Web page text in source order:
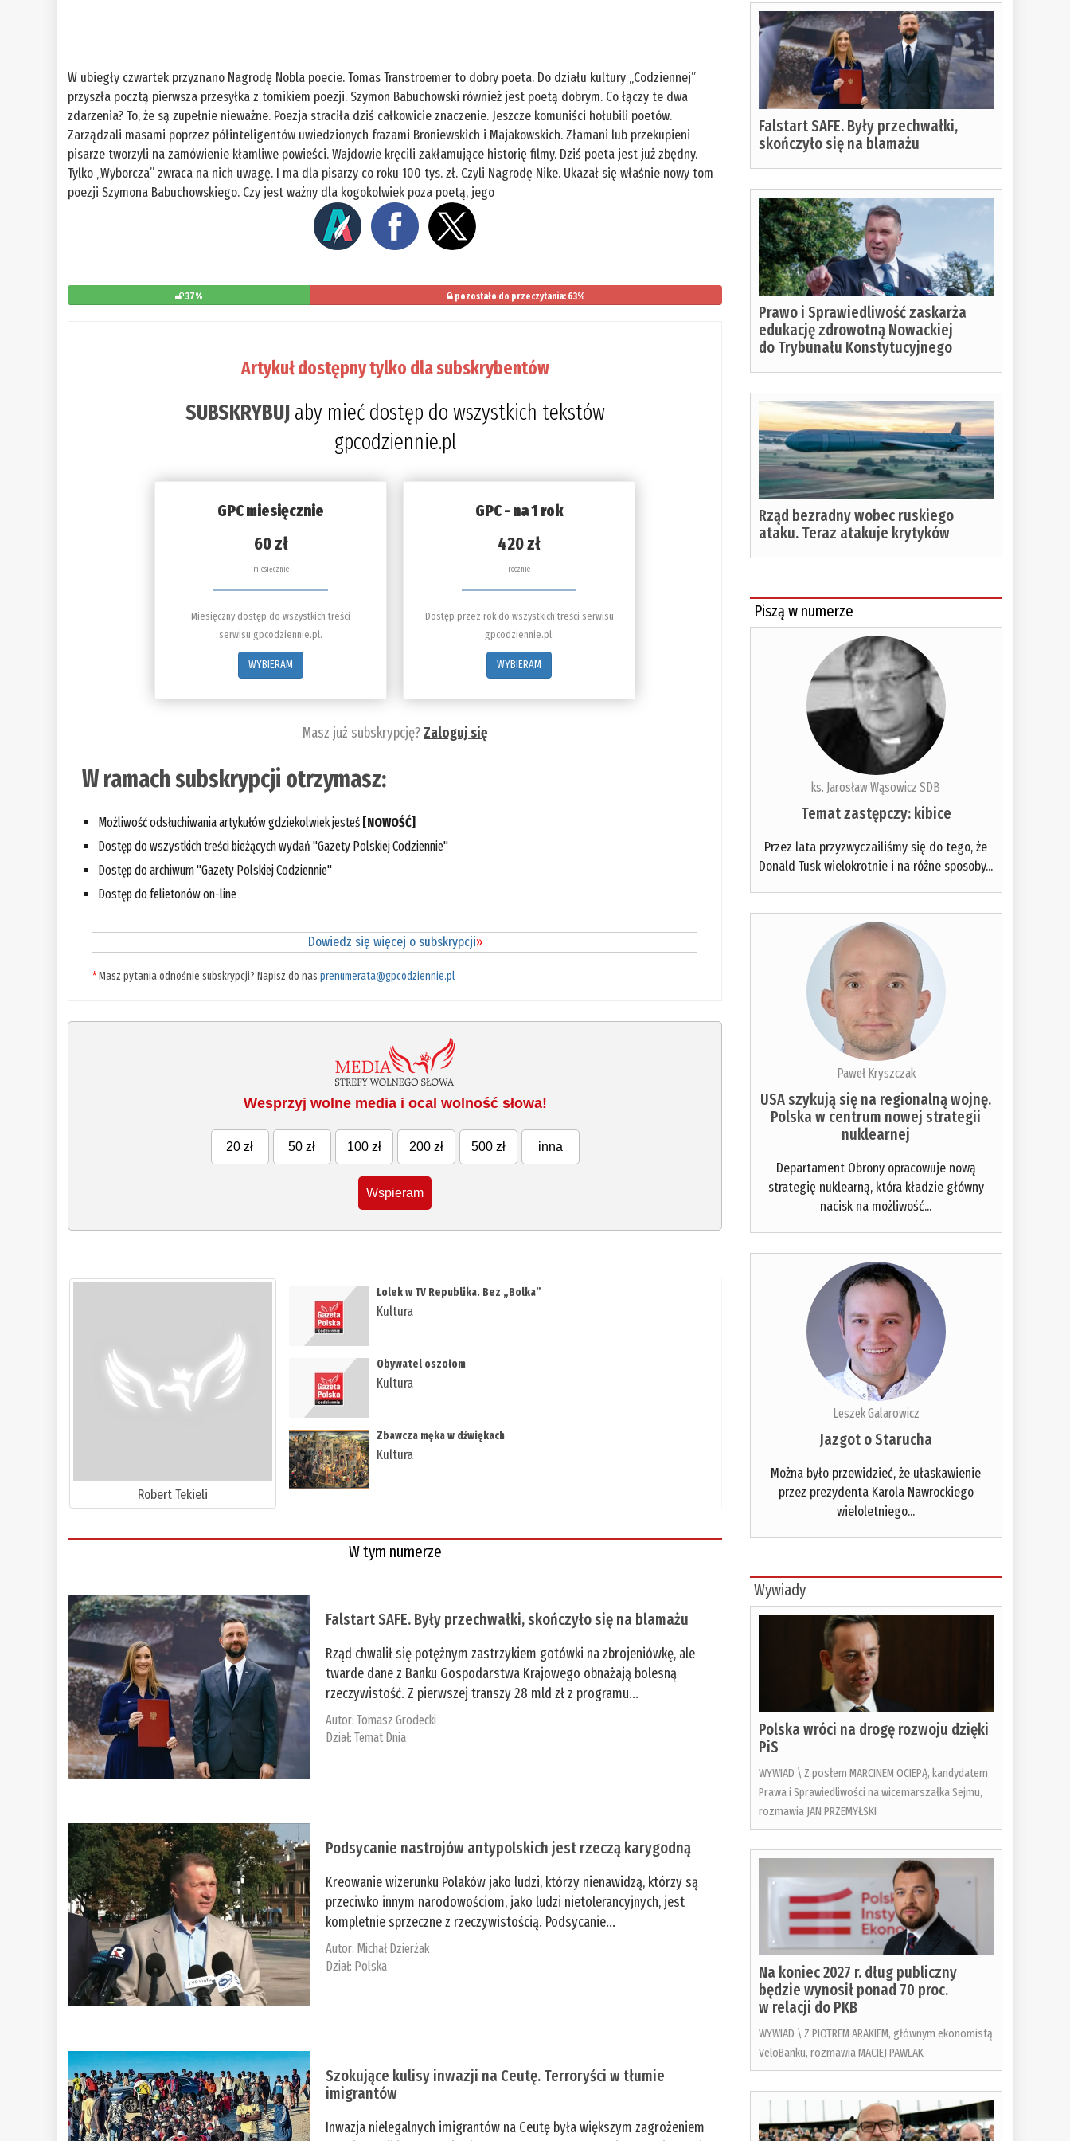
W ubiegły czwartek przyznano Nagrodę Nobla poecie. Tomas Transtroemer to dobry poeta. Do działu kultury „Codziennej”
przyszła pocztą pierwsza przesyłka z tomikiem poezji. Szymon Babuchowski również jest poetą dobrym. Co łączy te dwa
zdarzenia? To, że są zupełnie nieważne. Poezja straciła dziś całkowicie znaczenie. Jeszcze komuniści hołubili poetów.
Zarządzali masami poprzez półinteligentów uwiedzionych frazami Broniewskich i Majakowskich. Złamani lub przekupieni
pisarze tworzyli na zamówienie kłamliwe powieści. Wajdowie kręcili zakłamujące historię filmy. Dziś poeta jest już zbędny.
Tylko „Wyborcza” zwraca na nich uwagę. I ma dla pisarzy co roku 100 tys. zł. Czyli Nagrodę Nike. Ukazał się właśnie nowy tom
poezji Szymona Babuchowskiego. Czy jest ważny dla kogokolwiek poza poetą, jego
37% pozostało do przeczytania: 63%
Artykuł dostępny tylko dla subskrybentów
SUBSKRYBUJaby mieć dostęp do wszystkich tekstów
gpcodziennie.pl
GPC miesięcznie
60 zł
miesięcznie
Miesięczny dostęp do wszystkich treści
serwisu gpcodziennie.pl.
WYBIERAM
GPC - na 1 rok
420 zł
rocznie
Dostęp przez rok do wszystkich treści serwisu
gpcodziennie.pl.
WYBIERAM
Masz już subskrypcję?Zaloguj się
W ramach subskrypcji otrzymasz:
Możliwość odsłuchiwania artykułów gdziekolwiek jesteś [NOWOŚĆ]
Dostęp do wszystkich treści bieżących wydań "Gazety Polskiej Codziennie"
Dostęp do archiwum "Gazety Polskiej Codziennie"
Dostęp do felietonów on-line
Dowiedz się więcej o subskrypcji»
*Masz pytania odnośnie subskrypcji? Napisz do nasprenumerata@gpcodziennie.pl
Wesprzyj wolne media i ocal wolność słowa!
20 zł 50 zł 100 zł 200 zł 500 zł inna
Wspieram
Robert Tekieli
​Lolek w TV Republika. Bez „Bolka”
Kultura
Obywatel oszołom
Kultura
Zbawcza męka w dźwiękach
Kultura
W tym numerze
Falstart SAFE. Były przechwałki, skończyło się na blamażu
Rząd chwalił się potężnym zastrzykiem gotówki na zbrojeniówkę, ale
twarde dane z Banku Gospodarstwa Krajowego obnażają bolesną
rzeczywistość. Z pierwszej transzy 28 mld zł z programu...
Autor:Tomasz Grodecki
Dział:Temat Dnia
Podsycanie nastrojów antypolskich jest rzeczą karygodną
Kreowanie wizerunku Polaków jako ludzi, którzy nienawidzą, którzy są
przeciwko innym narodowościom, jako ludzi nietolerancyjnych, jest
kompletnie sprzeczne z rzeczywistością. Podsycanie...
Autor: Michał Dzierżak
Dział: Polska
Szokujące kulisy inwazji na Ceutę. Terroryści w tłumie
imigrantów
Inwazja nielegalnych imigrantów na Ceutę była większym zagrożeniem
Falstart SAFE. Były przechwałki,
skończyło się na blamażu
Prawo i Sprawiedliwość zaskarża
edukację zdrowotną Nowackiej
do Trybunału Konstytucyjnego
Rząd bezradny wobec ruskiego
ataku. Teraz atakuje krytyków
Piszą w numerze
ks. Jarosław Wąsowicz SDB
Temat zastępczy: kibice
Przez lata przyzwyczailiśmy się do tego, że
Donald Tusk wielokrotnie i na różne sposoby...
Paweł Kryszczak
USA szykują się na regionalną wojnę.
Polska w centrum nowej strategii
nuklearnej
Departament Obrony opracowuje nową
strategię nuklearną, która kładzie główny
nacisk na możliwość...
Leszek Galarowicz
Jazgot o Starucha
Można było przewidzieć, że ułaskawienie
przez prezydenta Karola Nawrockiego
wieloletniego...
Wywiady
Polska wróci na drogę rozwoju dzięki
PiS
WYWIAD \ Z posłem MARCINEM OCIEPĄ, kandydatem
Prawa i Sprawiedliwości na wicemarszałka Sejmu,
rozmawia JAN PRZEMYŁSKI
Na koniec 2027 r. dług publiczny
będzie wynosił ponad 70 proc.
w relacji do PKB
WYWIAD \ Z PIOTREM ARAKIEM, głównym ekonomistą
VeloBanku, rozmawia MACIEJ PAWLAK